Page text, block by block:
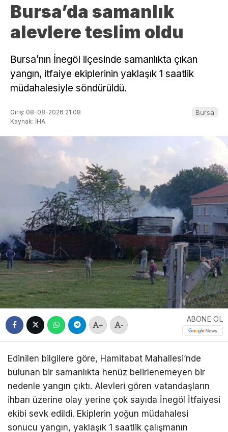
Bursa’da samanlık
alevlere teslim oldu
Bursa’nın İnegöl ilçesinde samanlıkta çıkan
yangın, itfaiye ekiplerinin yaklaşık 1 saatlik
müdahalesiyle söndürüldü.
Giriş: 08-08-2026 21:08
Kaynak: İHA
Bursa
+ -
ABONE OL
Edinilen bilgilere göre, Hamitabat Mahallesi’nde
bulunan bir samanlıkta henüz belirlenemeyen bir
nedenle yangın çıktı. Alevleri gören vatandaşların
ihbarı üzerine olay yerine çok sayıda İnegöl İtfaiyesi
ekibi sevk edildi. Ekiplerin yoğun müdahalesi
sonucu yangın, yaklaşık 1 saatlik çalışmanın